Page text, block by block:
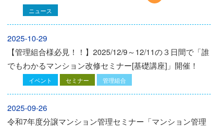
ニュース
2025-10-29
【管理組合様必見！！】2025/12/9～12/11の３日間で「誰
でもわかるマンション改修セミナー[基礎講座]」開催！
イベント セミナー 管理組合
2025-09-26
令和7年度分譲マンション管理セミナー「マンション管理